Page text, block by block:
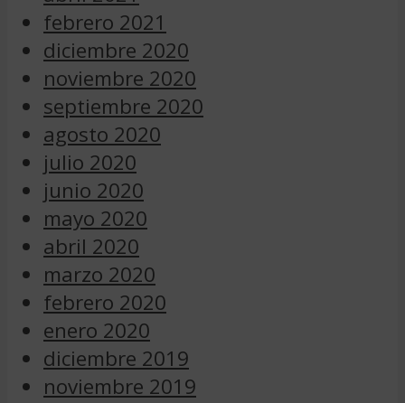
febrero 2021
diciembre 2020
noviembre 2020
septiembre 2020
agosto 2020
julio 2020
junio 2020
mayo 2020
abril 2020
marzo 2020
febrero 2020
enero 2020
diciembre 2019
noviembre 2019